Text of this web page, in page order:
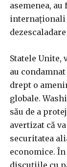
asemenea,
internaționali
Statele Unite,
au
drept o
globale.
său de a
avertizat că
securitatea
economice.